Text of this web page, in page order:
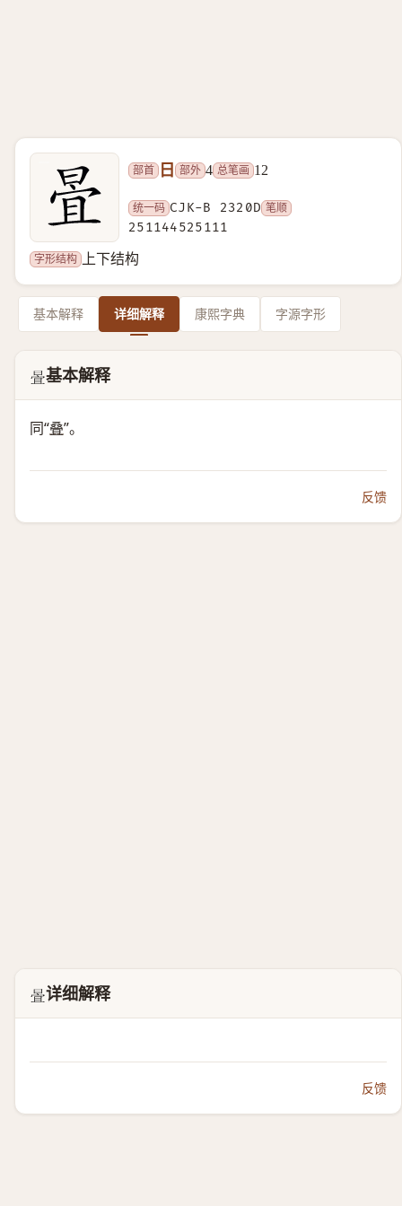
部首 日 部外 4 总笔画 12
统一码 CJK-B 2320D 笔顺
251144525111
字形结构 上下结构
基本解释 详细解释 康熙字典 字源字形
𣈍基本解释
同“叠”。
反馈
𣈍详细解释
反馈